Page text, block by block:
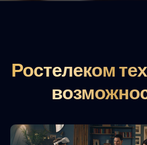
Ростелеком